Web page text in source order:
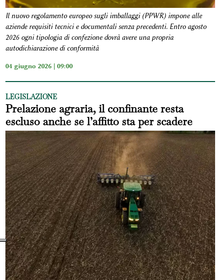
Il nuovo regolamento europeo sugli imballaggi (PPWR) impone alle
aziende requisiti tecnici e documentali senza precedenti. Entro agosto
2026 ogni tipologia di confezione dovrà avere una propria
autodichiarazione di conformità
04 giugno 2026 | 09:00
LEGISLAZIONE
Prelazione agraria, il confinante resta
escluso anche se l’affitto sta per scadere